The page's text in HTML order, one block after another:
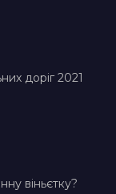
доріг 2021
віньєтку?